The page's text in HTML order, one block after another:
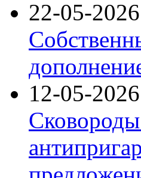
22-05-2026
12-05-2026